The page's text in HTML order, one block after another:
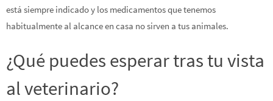
está siempre indicado y los medicamentos que tenemos
habitualmente al alcance en casa no sirven a tus animales.
¿Qué puedes esperar tras tu vista
al veterinario?